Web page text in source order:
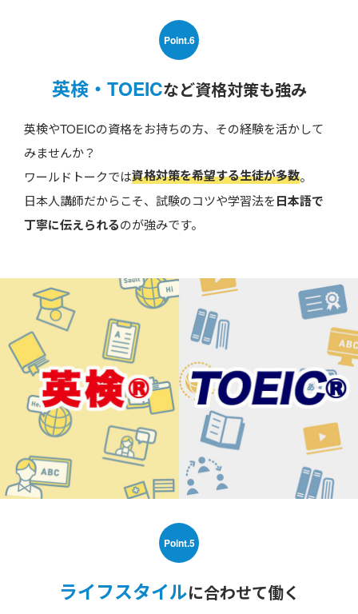
Point.6
英検・TOEICなど資格対策も強み
英検やTOEICの資格をお持ちの方、その経験を活かして
みませんか？
ワールドトークでは資格対策を希望する生徒が多数。
日本人講師だからこそ、試験のコツや学習法を日本語で
丁寧に伝えられるのが強みです。
Point.5
ライフスタイルに合わせて働く